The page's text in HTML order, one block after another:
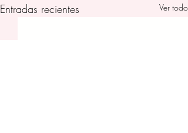
Entradas recientes Ver todo